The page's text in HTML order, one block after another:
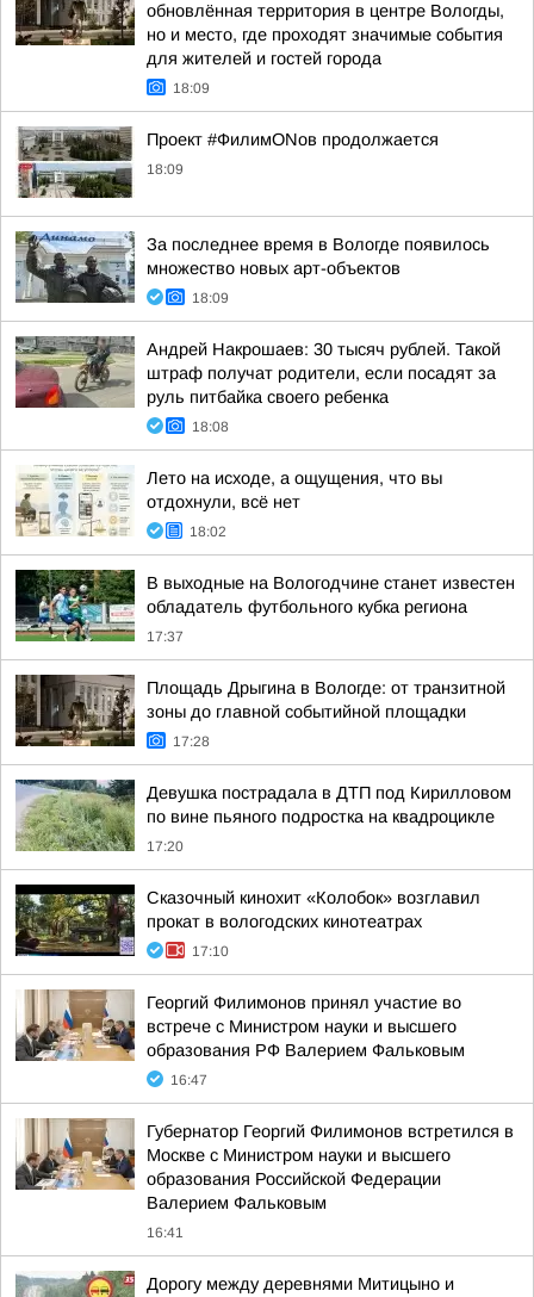
обновлённая территория в центре Вологды,
но и место, где проходят значимые события
для жителей и гостей города
18:09
Проект #ФилимONов продолжается
18:09
За последнее время в Вологде появилось
множество новых арт-объектов
18:09
Андрей Накрошаев: 30 тысяч рублей. Такой
штраф получат родители, если посадят за
руль питбайка своего ребенка
18:08
Лето на исходе, а ощущения, что вы
отдохнули, всё нет
18:02
В выходные на Вологодчине станет известен
обладатель футбольного кубка региона
17:37
Площадь Дрыгина в Вологде: от транзитной
зоны до главной событийной площадки
17:28
Девушка пострадала в ДТП под Кирилловом
по вине пьяного подростка на квадроцикле
17:20
Сказочный кинохит «Колобок» возглавил
прокат в вологодских кинотеатрах
17:10
Георгий Филимонов принял участие во
встрече с Министром науки и высшего
образования РФ Валерием Фальковым
16:47
Губернатор Георгий Филимонов встретился в
Москве с Министром науки и высшего
образования Российской Федерации
Валерием Фальковым
16:41
Дорогу между деревнями Митицыно и